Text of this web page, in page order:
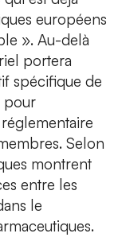
européens
». Au-delà
portera
spécifique de
pour
Selon
montrent
entre les
le